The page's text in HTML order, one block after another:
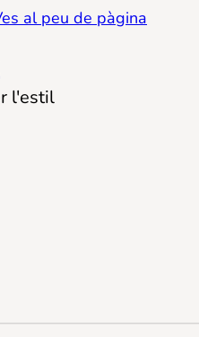
al peu de pàgina
l'estil